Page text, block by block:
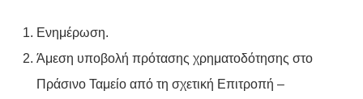
Ενημέρωση.
Άμεση υποβολή πρότασης χρηματοδότησης στο
Πράσινο Ταμείο από τη σχετική Επιτροπή –